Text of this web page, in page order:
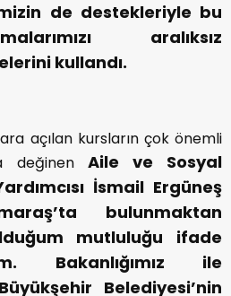
de destekleriyle bu
aralıksız
kullandı.
açılan kursların çok önemli
değinen Aile ve Sosyal
İsmail Ergüneş
bulunmaktan
mutluluğu ifade
Bakanlığımız ile
Belediyesi’nin